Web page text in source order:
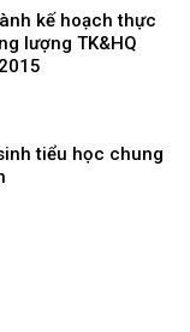
kế hoạch thực
lượng TK&HQ
tiểu học chung